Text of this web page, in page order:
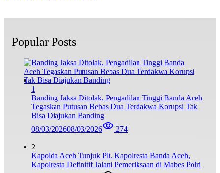
Popular Posts
1
Banding Jaksa Ditolak, Pengadilan Tinggi Banda Aceh
Tegaskan Putusan Bebas Dua Terdakwa Korupsi Tak
Bisa Diajukan Banding
08/03/202608/03/2026 274
2
Kapolda Aceh Tunjuk Plt. Kapolresta Banda Aceh,
Kapolresta Definitif Jalani Pemeriksaan di Mabes Polri